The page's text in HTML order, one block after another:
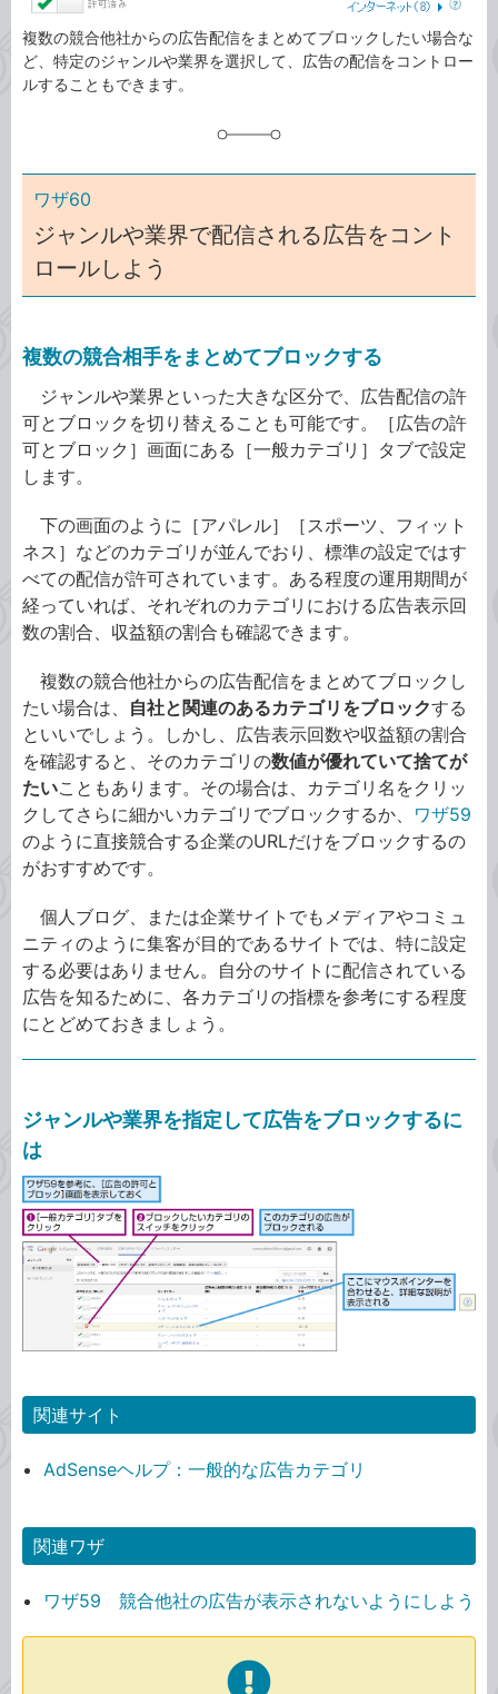
複数の競合他社からの広告配信をまとめてブロックしたい場合な
ど、特定のジャンルや業界を選択して、広告の配信をコントロー
ルすることもできます。
ワザ60
ジャンルや業界で配信される広告をコント
ロールしよう
複数の競合相手をまとめてブロックする
ジャンルや業界といった大きな区分で、広告配信の許
可とブロックを切り替えることも可能です。［広告の許
可とブロック］画面にある［一般カテゴリ］タブで設定
します。
下の画面のように［アパレル］［スポーツ、フィット
ネス］などのカテゴリが並んでおり、標準の設定ではす
べての配信が許可されています。ある程度の運用期間が
経っていれば、それぞれのカテゴリにおける広告表示回
数の割合、収益額の割合も確認できます。
複数の競合他社からの広告配信をまとめてブロックし
たい場合は、 自社と関連のあるカテゴリをブロックする
といいでしょう。しかし、広告表示回数や収益額の割合
を確認すると、そのカテゴリの数値が優れていて捨てが
たいこともあります。その場合は、カテゴリ名をクリッ
クしてさらに細かいカテゴリでブロックするか、 ワザ59
のように直接競合する企業のURLだけをブロックするの
がおすすめです。
個人ブログ、または企業サイトでもメディアやコミュ
ニティのように集客が目的であるサイトでは、特に設定
する必要はありません。自分のサイトに配信されている
広告を知るために、各カテゴリの指標を参考にする程度
にとどめておきましょう。
ジャンルや業界を指定して広告をブロックするに
は
関連サイト
AdSenseヘルプ：一般的な広告カテゴリ
関連ワザ
ワザ59 競合他社の広告が表示されないようにしよう